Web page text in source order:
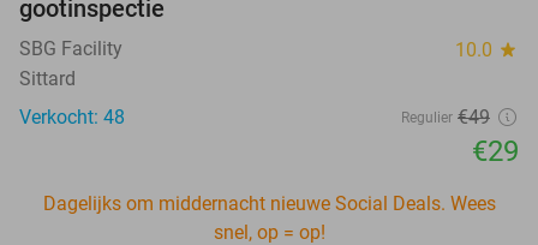
gootinspectie
SBG Facility 10.0 star
Sittard
Verkocht: 48
Regulier €49
€29
Dagelijks om middernacht nieuwe Social Deals. Wees
snel, op = op!